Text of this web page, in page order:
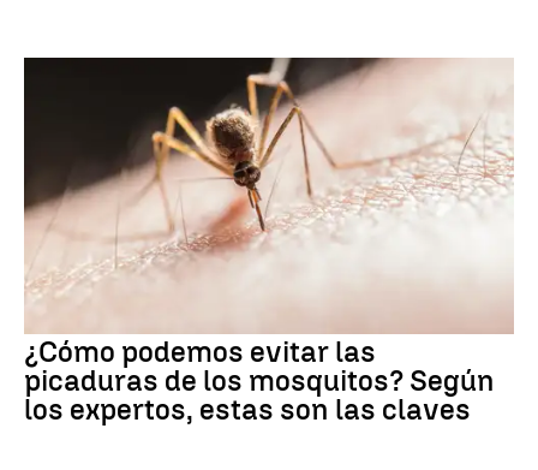
¿Cómo podemos evitar las
picaduras de los mosquitos? Según
los expertos, estas son las claves